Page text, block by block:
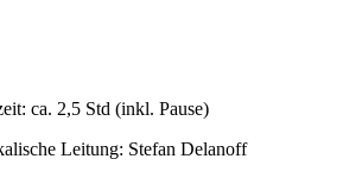
ca. 2,5 Std (inkl. Pause)
Leitung: Stefan Delanoff